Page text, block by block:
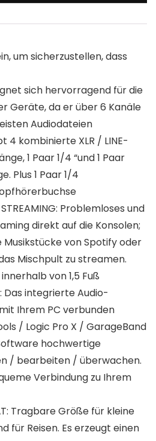
um sicherzustellen, dass
sich hervorragend für die
Geräte, da er über 6 Kanäle
Audiodateien
4 kombinierte XLR / LINE-
1 Paar 1/4 “und 1 Paar
Plus 1 Paar 1/4
STREAMING: Problemloses und
direkt auf die Konsolen;
Musikstücke von Spotify oder
Mischpult zu streamen.
von 1,5 Fuß
Das integrierte Audio-
Ihrem PC verbunden
/ Logic Pro X / GarageBand
hochwertige
/ bearbeiten / überwachen.
Verbindung zu Ihrem
Tragbare Größe für kleine
für Reisen. Es erzeugt einen